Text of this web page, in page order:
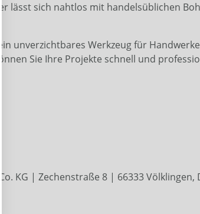
lässt sich nahtlos mit handelsüblichen
unverzichtbares Werkzeug für
Sie Ihre Projekte schnell und
KG | Zechenstraße 8 | 66333